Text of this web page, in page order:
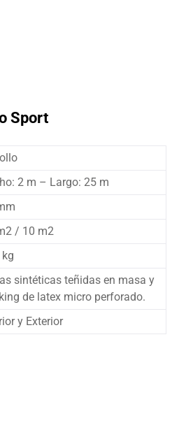
Sport
2 m – Largo: 25 m
/ 10 m2
sintéticas teñidas en masa y
de latex micro perforado.
y Exterior